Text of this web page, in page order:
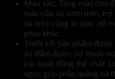
Màu sắc: Tông màu chủ
màu của sự tươi mới, trẻ
da trời cũng là màu dễ
phục khác.
Thiết kế: Sản phẩm
áo đảm được sự thoải
các hoạt động thể chất.
ngực góp phần quảng bá